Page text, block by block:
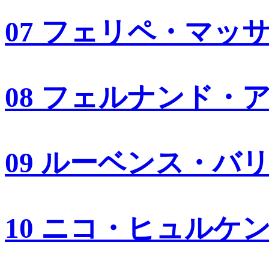
07 フェリペ・マッ
08 フェルナンド・
09 ルーベンス・バ
10 ニコ・ヒュルケ